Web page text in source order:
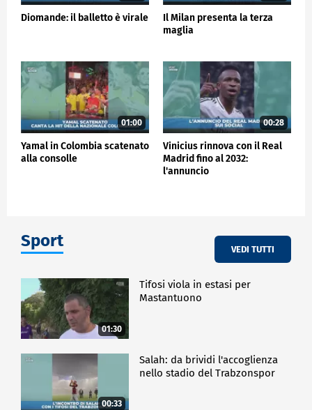
Diomande: il balletto è virale
Il Milan presenta la terza
maglia
01:00
Yamal in Colombia scatenato
alla consolle
00:28
Vinicius rinnova con il Real
Madrid fino al 2032:
l'annuncio
Sport VEDI TUTTI
01:30
Tifosi viola in estasi per
Mastantuono
00:33
Salah: da brividi l'accoglienza
nello stadio del Trabzonspor